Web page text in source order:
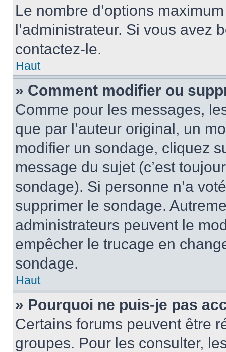
Le nombre d’options
l’administrateur. Si vous avez
contactez-le.
Haut
» Comment modifier ou
Comme pour les messages,
que par l’auteur original, un
modifier un sondage, cliquez
message du sujet (c’est
sondage). Si personne n’a
supprimer le sondage.
administrateurs peuvent le
empêcher le trucage en
sondage.
Haut
» Pourquoi ne puis-je pas
Certains forums peuvent être
groupes. Pour les consulter,